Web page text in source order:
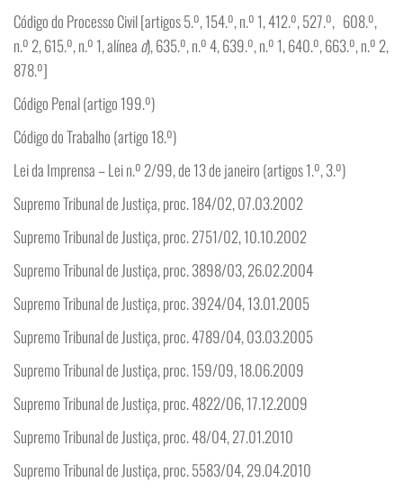
Código do Processo Civil [artigos 5.º, 154.º, n.º 1, 412.º, 527.º, 608.º,
n.º 2, 615.º, n.º 1, alínea d), 635.º, n.º 4, 639.º, n.º 1, 640.º, 663.º, n.º 2,
878.º]
Código Penal (artigo 199.º)
Código do Trabalho (artigo 18.º)
Lei da Imprensa – Lei n.º 2/99, de 13 de janeiro (artigos 1.º, 3.º)
Supremo Tribunal de Justiça, proc. 184/02, 07.03.2002
Supremo Tribunal de Justiça, proc. 2751/02, 10.10.2002
Supremo Tribunal de Justiça, proc. 3898/03, 26.02.2004
Supremo Tribunal de Justiça, proc. 3924/04, 13.01.2005
Supremo Tribunal de Justiça, proc. 4789/04, 03.03.2005
Supremo Tribunal de Justiça, proc. 159/09, 18.06.2009
Supremo Tribunal de Justiça, proc. 4822/06, 17.12.2009
Supremo Tribunal de Justiça, proc. 48/04, 27.01.2010
Supremo Tribunal de Justiça, proc. 5583/04, 29.04.2010